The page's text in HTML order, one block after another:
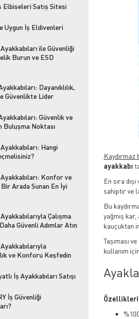
Elbiseleri Satış Sitesi
Uygun İş Eldivenleri
ile Güvenliği
Burun ve ESD
Dayanıklılık,
Güvenlikte Lider
Güvenlik ve
Buluşma Noktası
Hangi
Konfor ve
Arada Sunan En İyi
Çalışma
Güvenli Adımlar Atın
ve Konforu Keşfedin
İş Ayakkabıları Satışı
İş Güvenliği
Kaydırmaz
ayakkabı
En sıra
sahiptir ve
Bu
yağmış
kauçuktan
Taşıması
kullanım